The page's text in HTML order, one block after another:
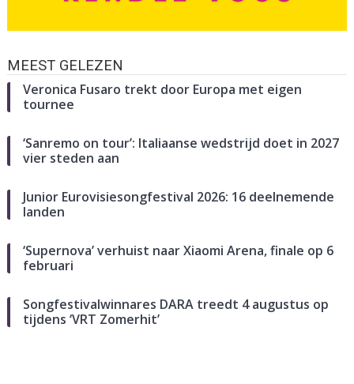
MEEST GELEZEN
Veronica Fusaro trekt door Europa met eigen
tournee
‘Sanremo on tour’: Italiaanse wedstrijd doet in 2027
vier steden aan
Junior Eurovisiesongfestival 2026: 16 deelnemende
landen
‘Supernova’ verhuist naar Xiaomi Arena, finale op 6
februari
Songfestivalwinnares DARA treedt 4 augustus op
tijdens ‘VRT Zomerhit’